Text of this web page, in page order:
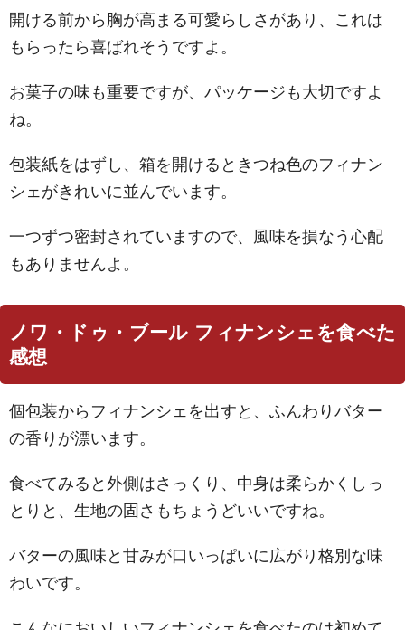
開ける前から胸が高まる可愛らしさがあり、これは
もらったら喜ばれそうですよ。
お菓子の味も重要ですが、パッケージも大切ですよ
ね。
包装紙をはずし、箱を開けるときつね色のフィナン
シェがきれいに並んでいます。
一つずつ密封されていますので、風味を損なう心配
もありませんよ。
ノワ・ドゥ・ブール フィナンシェを食べた
感想
個包装からフィナンシェを出すと、ふんわりバター
の香りが漂います。
食べてみると外側はさっくり、中身は柔らかくしっ
とりと、生地の固さもちょうどいいですね。
バターの風味と甘みが口いっぱいに広がり格別な味
わいです。